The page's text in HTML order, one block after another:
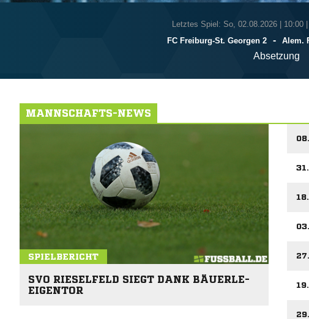
Letztes Spiel: So, 02.08.2026| 10:00
FC Freiburg-St. Georgen 2
- Alem.
Absetzung
MANNSCHAFTS-NEWS
SPIELBERICHT
SVO RIESELFELD SIEGT DANK BÄUERLE-
EIGENTOR